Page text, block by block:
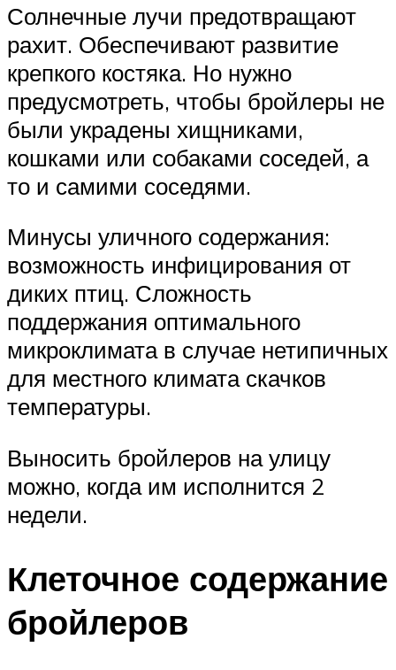
Солнечные лучи предотвращают
рахит. Обеспечивают развитие
крепкого костяка. Но нужно
предусмотреть, чтобы бройлеры не
были украдены хищниками,
кошками или собаками соседей, а
то и самими соседями.
Минусы уличного содержания:
возможность инфицирования от
диких птиц. Сложность
поддержания оптимального
микроклимата в случае нетипичных
для местного климата скачков
температуры.
Выносить бройлеров на улицу
можно, когда им исполнится 2
недели.
Клеточное содержание
бройлеров